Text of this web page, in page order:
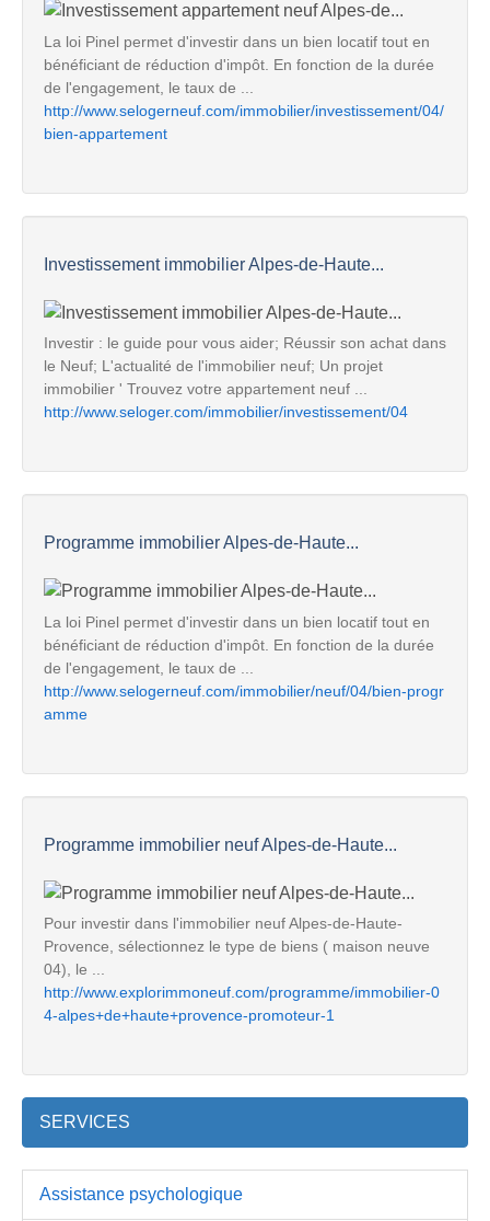
La loi Pinel permet d'investir dans un bien locatif tout en
bénéficiant de réduction d'impôt. En fonction de la durée
de l'engagement, le taux de ...
http://www.selogerneuf.com/immobilier/investissement/04/
bien-appartement
Investissement immobilier Alpes-de-Haute...
Investir : le guide pour vous aider; Réussir son achat dans
le Neuf; L'actualité de l'immobilier neuf; Un projet
immobilier ' Trouvez votre appartement neuf ...
http://www.seloger.com/immobilier/investissement/04
Programme immobilier Alpes-de-Haute...
La loi Pinel permet d'investir dans un bien locatif tout en
bénéficiant de réduction d'impôt. En fonction de la durée
de l'engagement, le taux de ...
http://www.selogerneuf.com/immobilier/neuf/04/bien-progr
amme
Programme immobilier neuf Alpes-de-Haute...
Pour investir dans l'immobilier neuf Alpes-de-Haute-
Provence, sélectionnez le type de biens ( maison neuve
04), le ...
http://www.explorimmoneuf.com/programme/immobilier-0
4-alpes+de+haute+provence-promoteur-1
SERVICES
Assistance psychologique